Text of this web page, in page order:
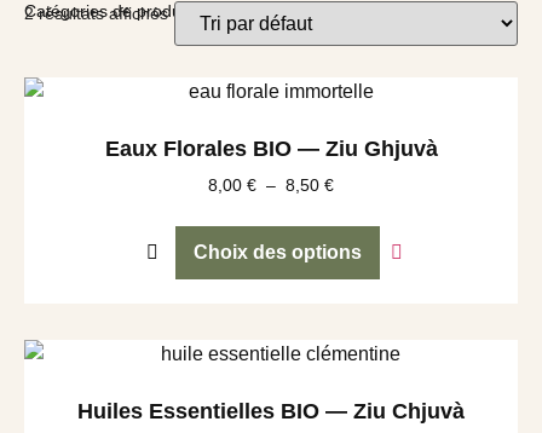
Catégories de produits
2 résultats affichés
Eaux Florales BIO — Ziu Ghjuvà
8,00 € – 8,50 €
Choix des options
Huiles Essentielles BIO — Ziu Chjuvà